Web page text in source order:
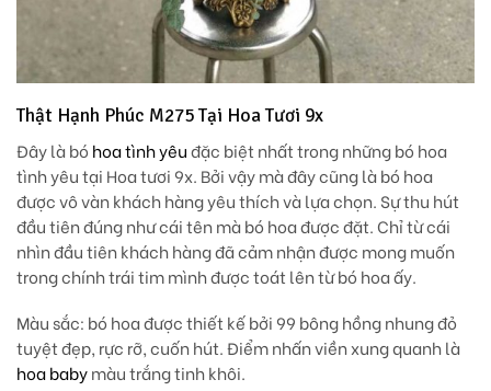
Thật Hạnh Phúc M275 Tại Hoa Tươi 9x
Đây là bó hoa tình yêuđặc biệt nhất trong những bó hoa
tình yêu tại Hoa tươi 9x. Bởi vậy mà đây cũng là bó hoa
được vô vàn khách hàng yêu thích và lựa chọn. Sự thu hút
đầu tiên đúng như cái tên mà bó hoa được đặt. Chỉ từ cái
nhìn đầu tiên khách hàng đã cảm nhận được mong muốn
trong chính trái tim mình được toát lên từ bó hoa ấy.
Màu sắc: bó hoa được thiết kế bởi 99 bông hồng nhung đỏ
tuyệt đẹp, rực rỡ, cuốn hút. Điểm nhấn viền xung quanh là
hoa babymàu trắng tinh khôi.